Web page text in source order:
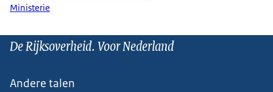
Ministerie
De Rijksoverheid. Voor Nederland
Andere talen